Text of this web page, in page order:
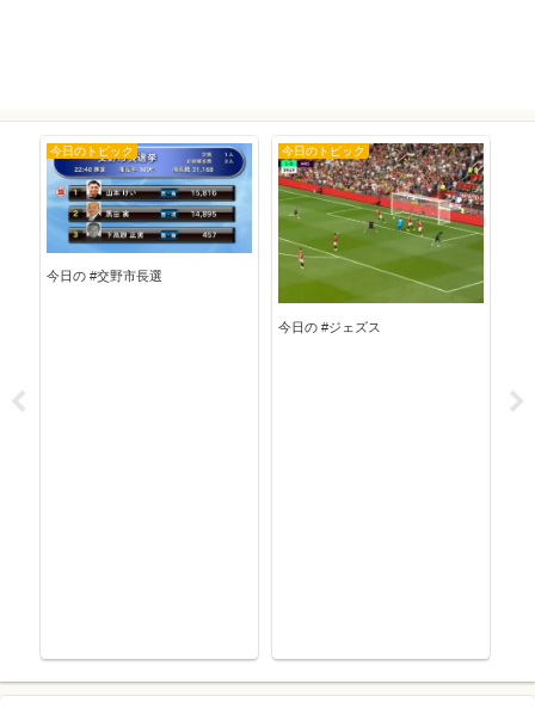
今日のトピック
今日の #交野市長選
今日のトピック
今日の #ジェズス